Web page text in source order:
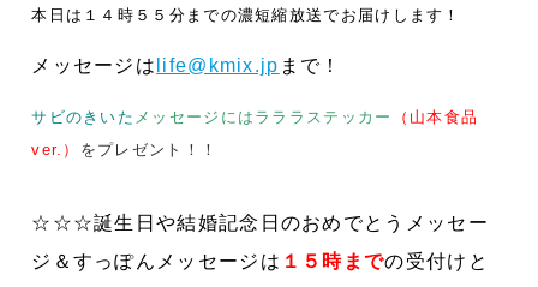
本日は１４時５５分までの濃短縮放送でお届けします！
メッセージは life@kmix.jp まで！
サビのきいた メッセージにはラララステッカー
（山本食品
ver.） をプレゼント！！
☆☆☆誕生日や結婚記念日のおめでとうメッセー
ジ＆すっぽんメッセージは １５時までの受付けと